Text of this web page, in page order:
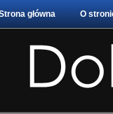
główna O